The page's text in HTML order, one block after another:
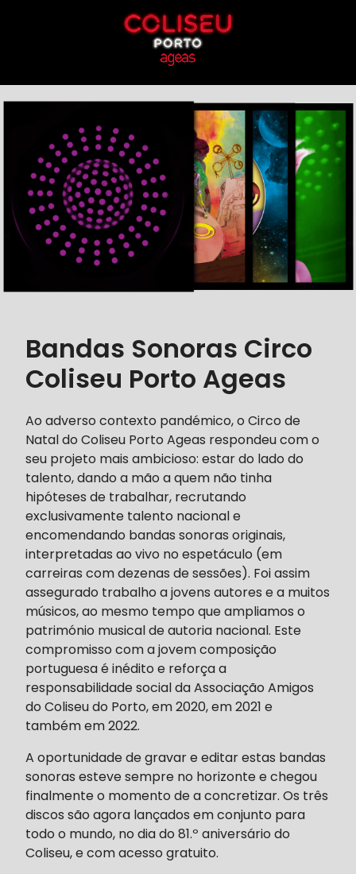
Bandas Sonoras Circo
Coliseu Porto Ageas
Ao adverso contexto pandémico, o Circo de
Natal do Coliseu Porto Ageas respondeu com o
seu projeto mais ambicioso: estar do lado do
talento, dando a mão a quem não tinha
hipóteses de trabalhar, recrutando
exclusivamente talento nacional e
encomendando bandas sonoras originais,
interpretadas ao vivo no espetáculo (em
carreiras com dezenas de sessões). Foi assim
assegurado trabalho a jovens autores e a muitos
músicos, ao mesmo tempo que ampliamos o
património musical de autoria nacional. Este
compromisso com a jovem composição
portuguesa é inédito e reforça a
responsabilidade social da Associação Amigos
do Coliseu do Porto, em 2020, em 2021 e
também em 2022.
A oportunidade de gravar e editar estas bandas
sonoras esteve sempre no horizonte e chegou
finalmente o momento de a concretizar. Os três
discos são agora lançados em conjunto para
todo o mundo, no dia do 81.º aniversário do
Coliseu, e com acesso gratuito.